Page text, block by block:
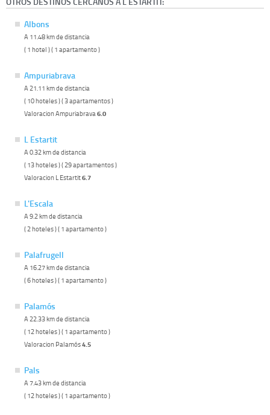
Albons
A 11.48 km de distancia
( 1 hotel ) ( 1 apartamento )
Ampuriabrava
A 21.11 km de distancia
( 10 hoteles ) ( 3 apartamentos )
Valoracion Ampuriabrava6.0
L Estartit
A 0.32 km de distancia
( 13 hoteles ) ( 29 apartamentos )
Valoracion L Estartit6.7
L'Escala
A 9.2 km de distancia
( 2 hoteles ) ( 1 apartamento )
Palafrugell
A 16.27 km de distancia
( 6 hoteles ) ( 1 apartamento )
Palamós
A 22.33 km de distancia
( 12 hoteles ) ( 1 apartamento )
Valoracion Palamós4.5
Pals
A 7.43 km de distancia
( 12 hoteles ) ( 1 apartamento )